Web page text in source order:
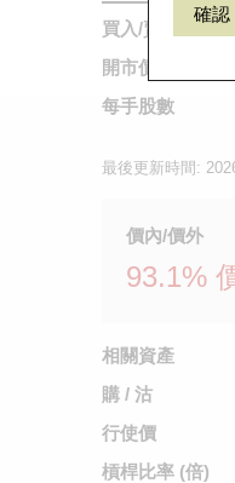
確認
買入/賣出價
開市價
每手股數
最後更新時間:
價內/價外
93.1%
相關資產
購 / 沽
行使價
槓桿比率 (倍)